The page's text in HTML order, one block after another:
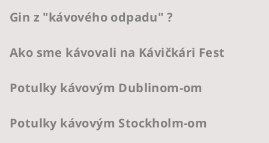
Gin z "kávového odpadu" ?
Ako sme kávovali na Kávičkári Fest
Potulky kávovým Dublinom-om
Potulky kávovým Stockholm-om